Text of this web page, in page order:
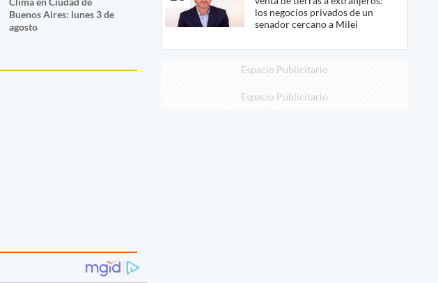
Buenos Aires: lunes 3 de
agosto
los negocios privados de un
senador cercano a Milei
Espacio Publicitario
Espacio Publicitario